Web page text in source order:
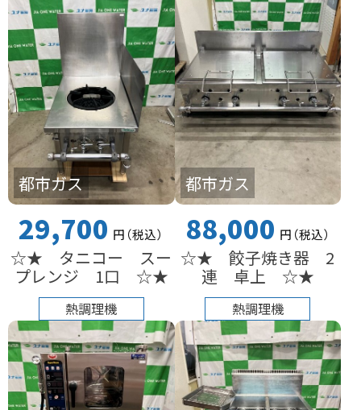
都市ガス
29,700 円（税込）
☆★ タニコー スー
プレンジ 1口 ☆★
熱調理機
都市ガス
88,000 円（税込）
☆★ 餃子焼き器 2
連 卓上 ☆★
熱調理機